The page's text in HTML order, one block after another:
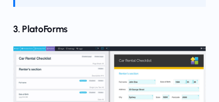
3. PlatoForms